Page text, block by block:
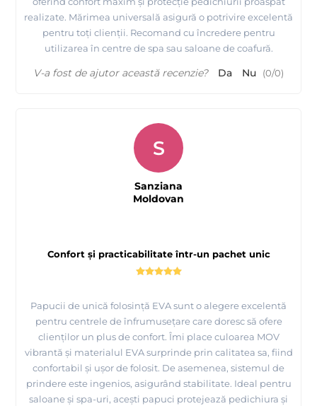
realizate. Mărimea universală asigură o potrivire excelentă
pentru toți clienții. Recomand cu încredere pentru
utilizarea în centre de spa sau saloane de coafură.
V-a fost de ajutor această recenzie? Da Nu (0/0)
Confort și practicabilitate într-un pachet unic
Papucii de unică folosință EVA sunt o alegere excelentă
pentru centrele de înfrumusețare care doresc să ofere
clienților un plus de confort. Îmi place culoarea MOV
vibrantă și materialul EVA surprinde prin calitatea sa, fiind
confortabil și ușor de folosit. De asemenea, sistemul de
prindere este ingenios, asigurând stabilitate. Ideal pentru
saloane și spa-uri, acești papuci protejează pedichiura și
S
Sanziana
Moldovan